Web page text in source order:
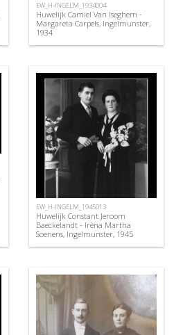
EW_H-INGELM_1934004
Huwelijk Camiel Van Iseghem -
Margareta Carpels, Ingelmunster,
1934
EW_H-INGELM_1945013
Huwelijk Constant Jeroom
Baeckelandt - Irèna Martha
Soenens, Ingelmunster, 1945